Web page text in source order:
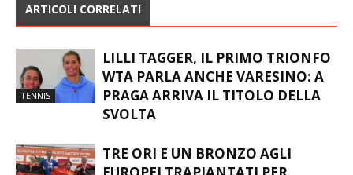
LILLI TAGGER, IL PRIMO TRIONFO
WTA PARLA ANCHE VARESINO: A
PRAGA ARRIVA IL TITOLO DELLA